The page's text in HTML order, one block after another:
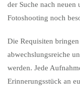
der Suche nach neuen
Fotoshooting noch
Die Requisiten
abwechslungsreiche
werden. Jede
Erinnerungsstück an